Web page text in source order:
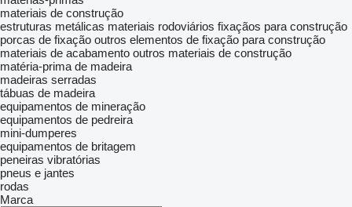
materiais de construção
estruturas metálicas materiais rodoviários fixaçãos para construção
porcas de fixação outros elementos de fixação para construção
materiais de acabamento outros materiais de construção
matéria-prima de madeira
madeiras serradas
tábuas de madeira
equipamentos de mineração
equipamentos de pedreira
mini-dumperes
equipamentos de britagem
peneiras vibratórias
pneus e jantes
rodas
Marca